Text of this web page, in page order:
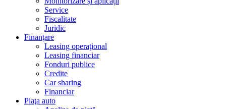
Service
Fiscalitate
Juridic
Finanţare
Leasing operaţional
Leasing financiar
Fonduri publice
Credite
Car sharing
Financiar
Piaţa auto